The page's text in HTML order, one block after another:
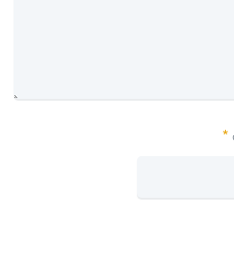
*